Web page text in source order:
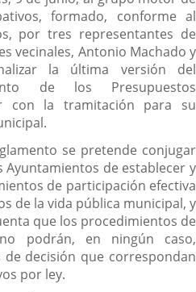
formado, conforme al
por tres representantes de
vecinales, Antonio Machado y
la última versión del
de los Presupuestos
con la tramitación para su
se pretende conjugar
de establecer y
de participación efectiva
de la vida pública municipal, y
que los procedimientos de
podrán, en ningún caso,
decisión que correspondan
por ley.